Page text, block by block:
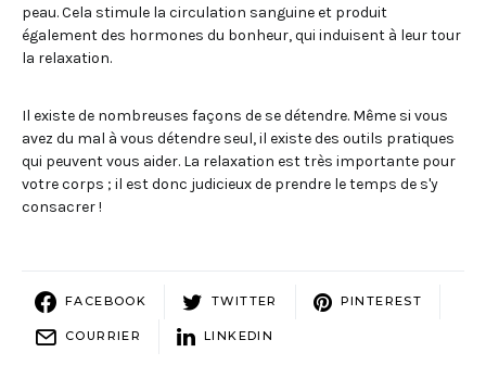
peau. Cela stimule la circulation sanguine et produit
également des hormones du bonheur, qui induisent à leur tour
la relaxation.
Il existe de nombreuses façons de se détendre. Même si vous
avez du mal à vous détendre seul, il existe des outils pratiques
qui peuvent vous aider. La relaxation est très importante pour
votre corps ; il est donc judicieux de prendre le temps de s'y
consacrer !
FACEBOOK TWITTER PINTEREST
COURRIER LINKEDIN